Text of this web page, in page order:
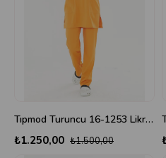
Tıpmod Turuncu 16-1253 Likralı Tesettür Scrubs Takım
₺1.250,00 ₺1.500,00